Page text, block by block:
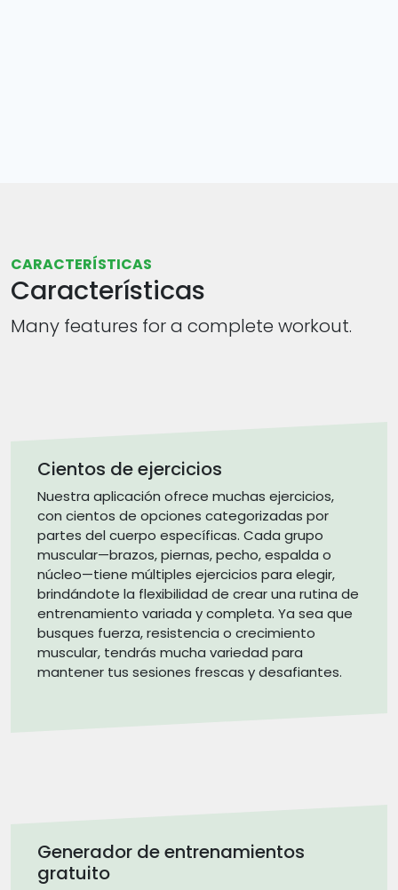
CARACTERÍSTICAS
Características
Many features for a complete workout.
Cientos de ejercicios
Nuestra aplicación ofrece muchas ejercicios,
con cientos de opciones categorizadas por
partes del cuerpo específicas. Cada grupo
muscular—brazos, piernas, pecho, espalda o
núcleo—tiene múltiples ejercicios para elegir,
brindándote la flexibilidad de crear una rutina de
entrenamiento variada y completa. Ya sea que
busques fuerza, resistencia o crecimiento
muscular, tendrás mucha variedad para
mantener tus sesiones frescas y desafiantes.
Generador de entrenamientos
gratuito